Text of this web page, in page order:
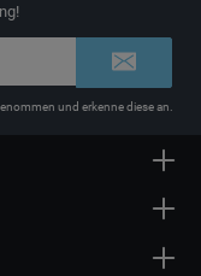
und erkenne diese an.